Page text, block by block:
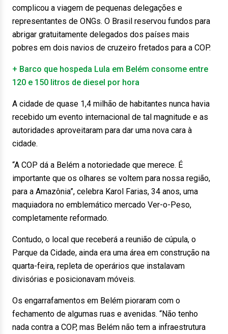
complicou a viagem de pequenas delegações e
representantes de ONGs. O Brasil reservou fundos para
abrigar gratuitamente delegados dos países mais
pobres em dois navios de cruzeiro fretados para a COP.
+ Barco que hospeda Lula em Belém consome entre
120 e 150 litros de diesel por hora
A cidade de quase 1,4 milhão de habitantes nunca havia
recebido um evento internacional de tal magnitude e as
autoridades aproveitaram para dar uma nova cara à
cidade.
“A COP dá a Belém a notoriedade que merece. É
importante que os olhares se voltem para nossa região,
para a Amazônia”, celebra Karol Farias, 34 anos, uma
maquiadora no emblemático mercado Ver-o-Peso,
completamente reformado.
Contudo, o local que receberá a reunião de cúpula, o
Parque da Cidade, ainda era uma área em construção na
quarta-feira, repleta de operários que instalavam
divisórias e posicionavam móveis.
Os engarrafamentos em Belém pioraram com o
fechamento de algumas ruas e avenidas. “Não tenho
nada contra a COP, mas Belém não tem a infraestrutura